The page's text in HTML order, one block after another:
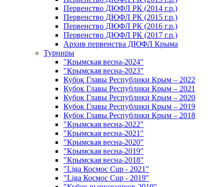
Первенство ДЮФЛ РК (2014 г.р.)
Первенство ДЮФЛ РК (2015 г.р.)
Первенство ДЮФЛ РК (2016 г.р.)
Первенство ДЮФЛ РК (2017 г.р.)
Архив первенства ДЮФЛ Крыма
Турниры
"Крымская весна-2024"
"Крымская весна-2023"
Кубок Главы Республики Крым – 2022
Кубок Главы Республики Крым – 2021
Кубок Главы Республики Крым – 2020
Кубок Главы Республики Крым – 2019
Кубок Главы Республики Крым – 2018
"Крымская весна-2022"
"Крымская весна-2021"
"Крымская весна-2020"
"Крымская весна-2019"
"Крымская весна-2018"
"Liga Космос Cup - 2021"
"Liga Космос Cup - 2019"